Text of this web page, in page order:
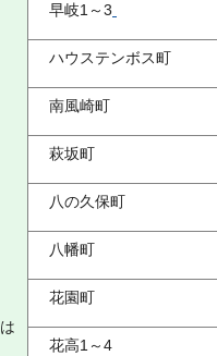
は
早岐1～3
ハウステンボス町
南風崎町
萩坂町
八の久保町
八幡町
花園町
花高1～4